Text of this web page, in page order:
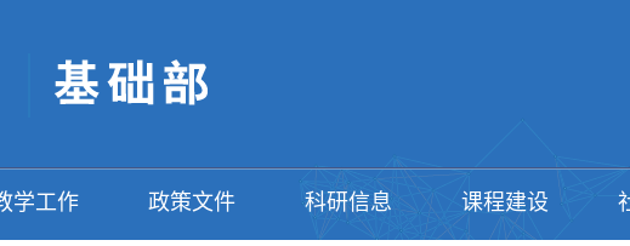
学工作 政策文件 科研信息 课程建设